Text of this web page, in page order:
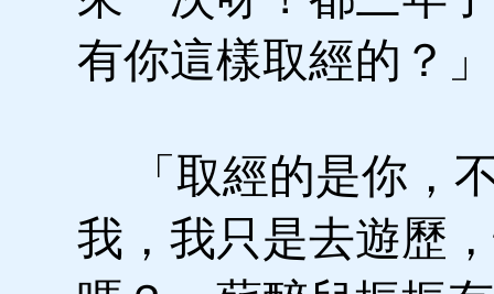
有你這樣取經的？」
「取經的是你，
我，我只是去遊歷